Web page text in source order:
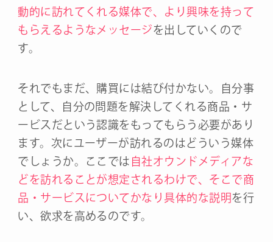
動的に訪れてくれる媒体で、より興味を持って
もらえるようなメッセージを出していくので
す。
それでもまだ、購買には結び付かない。自分事
として、自分の問題を解決してくれる商品・サ
ービスだという認識をもってもらう必要があり
ます。次にユーザーが訪れるのはどういう媒体
でしょうか。ここでは 自社オウンドメディアな
どを訪れることが想定されるわけで、そこで商
品・サービスについてかなり具体的な説明を行
い、欲求を高めるのです。